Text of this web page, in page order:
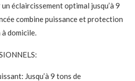
éclaircissement optimal jusqu’à 9
combine puissance et protection
domicile.
Jusqu’à 9 tons de